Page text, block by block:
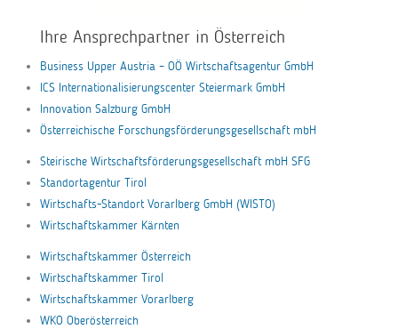
Ihre Ansprechpartner in Österreich
Business Upper Austria – OÖ Wirtschaftsagentur GmbH
ICS Internationalisierungscenter Steiermark GmbH
Innovation Salzburg GmbH
Österreichische Forschungsförderungsgesellschaft mbH
Steirische Wirtschaftsförderungsgesellschaft mbH SFG
Standortagentur Tirol
Wirtschafts-Standort Vorarlberg GmbH (WISTO)
Wirtschaftskammer Kärnten
Wirtschaftskammer Österreich
Wirtschaftskammer Tirol
Wirtschaftskammer Vorarlberg
WKO Oberösterreich